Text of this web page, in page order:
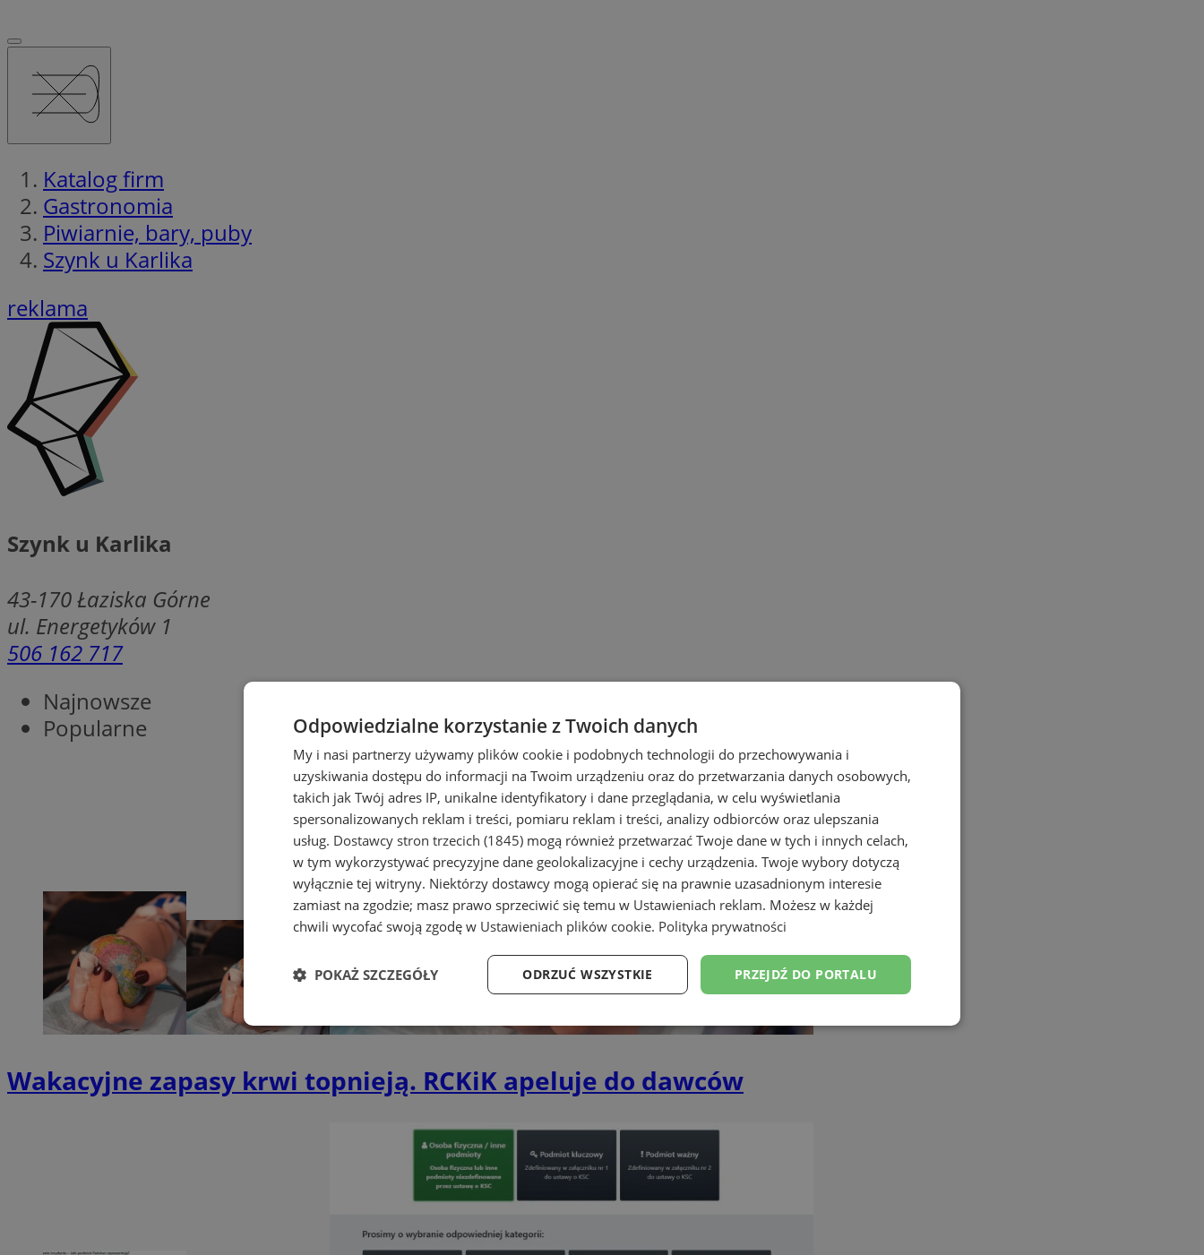
Katalog firm
Gastronomia
Piwiarnie, bary, puby
Szynk u Karlika
reklama
Szynk u Karlika
43-170Łaziska Górne
ul. Energetyków 1
506 162 717
Najnowsze
Popularne
Wakacyjne zapasy krwi topnieją. RCKiK apeluje do dawców
Odpowiedzialne korzystanie z Twoich danych
My i nasi partnerzy używamy plików cookie i podobnych technologii do przechowywania i
uzyskiwania dostępu do informacji na Twoim urządzeniu oraz do przetwarzania danych osobowych,
takich jak Twój adres IP, unikalne identyfikatory i dane przeglądania, w celu wyświetlania
spersonalizowanych reklam i treści, pomiaru reklam i treści, analizy odbiorców oraz ulepszania
usług. Dostawcy stron trzecich (1845) mogą również przetwarzać Twoje dane w tych i innych celach,
w tym wykorzystywać precyzyjne dane geolokalizacyjne i cechy urządzenia. Twoje wybory dotyczą
wyłącznie tej witryny. Niektórzy dostawcy mogą opierać się na prawnie uzasadnionym interesie
zamiast na zgodzie; masz prawo sprzeciwić się temu w Ustawieniach reklam. Możesz w każdej
chwili wycofać swoją zgodę w Ustawieniach plików cookie. Polityka prywatności
PRZEJDŹ DO PORTALU
ODRZUĆ WSZYSTKIE
POKAŻ SZCZEGÓŁY
Niezbędne Wydajność Targetowanie Funkcjonalność Niesklasyfikowane
Wydajność Targetowanie Funkcjonalność
Niezbędne pliki cookie umożliwiają korzystanie z podstawowych funkcji strony internetowej, takich jak logowanie użytkownika i
zarządzanie kontem. Bez niezbędnych plików cookie nie można prawidłowo korzystać ze strony internetowej.
Provider /Domena